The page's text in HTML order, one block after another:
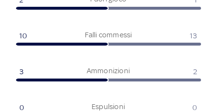
Falli commessi
10 13
Ammonizioni
3 2
Espulsioni
0 0